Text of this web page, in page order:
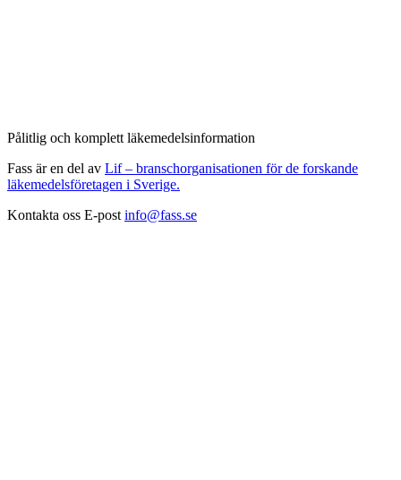
Pålitlig och komplett läkemedelsinformation
Fass är en del av Lif – branschorganisationen för de forskande
läkemedelsföretagen i Sverige.
Kontakta oss E-post info@fass.se